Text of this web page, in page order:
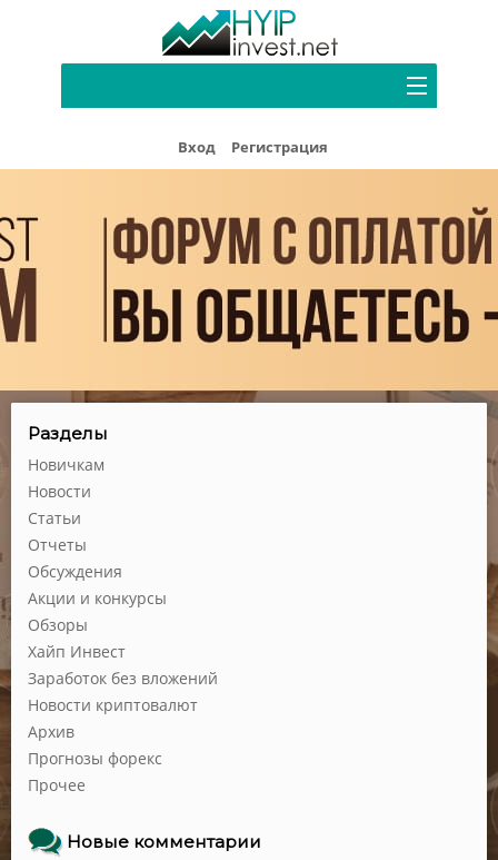
Рефбек
Реклама
Вход Регистрация
Разделы
Новичкам
Новости
Статьи
Отчеты
Обсуждения
Акции и конкурсы
Обзоры
Хайп Инвест
Заработок без вложений
Новости криптовалют
Архив
Прогнозы форекс
Прочее
Новые комментарии